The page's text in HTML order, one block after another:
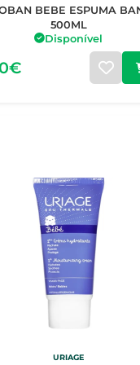
BEBE ESPUMA
500ML
Disponível
URIAGE